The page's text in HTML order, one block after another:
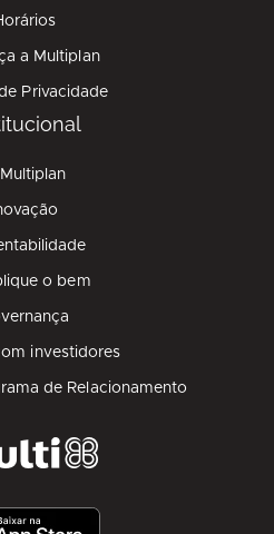
a Multiplan
Privacidade
o bem
investidores
de Relacionamento